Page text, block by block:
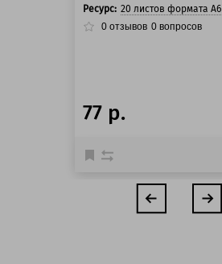
Ресурс: 20 листов формата А6
0 отзывов 0 вопросов
77 р.